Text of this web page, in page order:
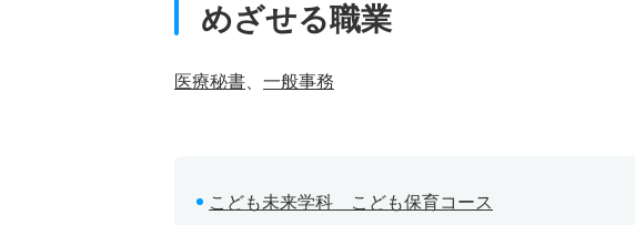
めざせる職業
医療秘書 一般事務
こども未来学科 こども保育コース